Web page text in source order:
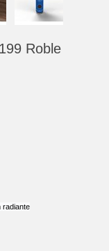
Roble
radiante